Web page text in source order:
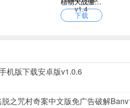
下载
机版下载安卓版v1.0.6
之咒村奇案中文版免广告破解